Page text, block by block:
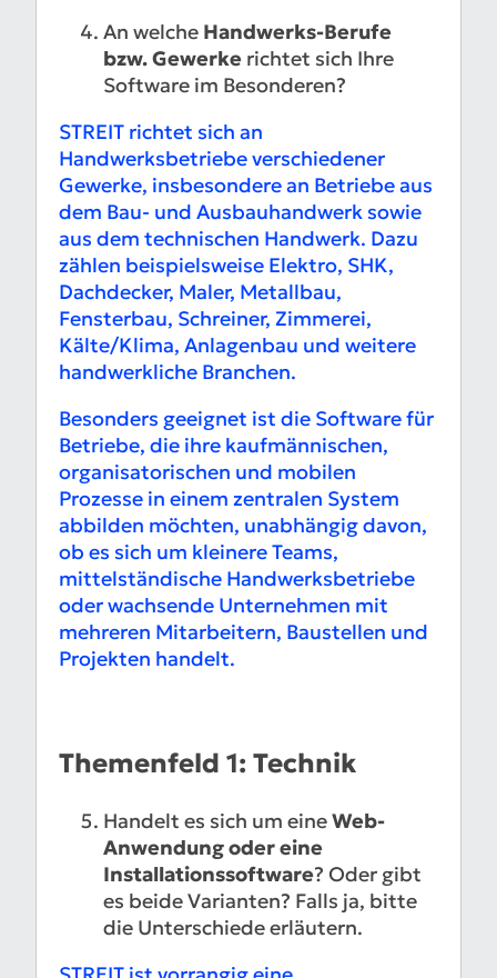
An welche Handwerks-Berufe
bzw. Gewerke richtet sich Ihre
Software im Besonderen?
STREIT richtet sich an
Handwerksbetriebe verschiedener
Gewerke, insbesondere an Betriebe aus
dem Bau- und Ausbauhandwerk sowie
aus dem technischen Handwerk. Dazu
zählen beispielsweise Elektro, SHK,
Dachdecker, Maler, Metallbau,
Fensterbau, Schreiner, Zimmerei,
Kälte/Klima, Anlagenbau und weitere
handwerkliche Branchen.
Besonders geeignet ist die Software für
Betriebe, die ihre kaufmännischen,
organisatorischen und mobilen
Prozesse in einem zentralen System
abbilden möchten, unabhängig davon,
ob es sich um kleinere Teams,
mittelständische Handwerksbetriebe
oder wachsende Unternehmen mit
mehreren Mitarbeitern, Baustellen und
Projekten handelt.
Themenfeld 1: Technik
Handelt es sich um eineWeb-
Anwendung oder eine
Installationssoftware? Oder gibt
es beide Varianten? Falls ja, bitte
die Unterschiede erläutern.